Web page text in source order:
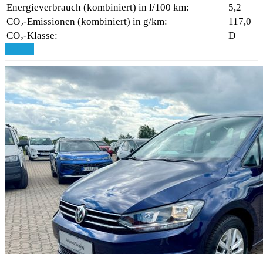
Energieverbrauch (kombiniert) in l/100 km:
5,2
CO₂-Emissionen (kombiniert) in g/km:
117,0
CO₂-Klasse:
D